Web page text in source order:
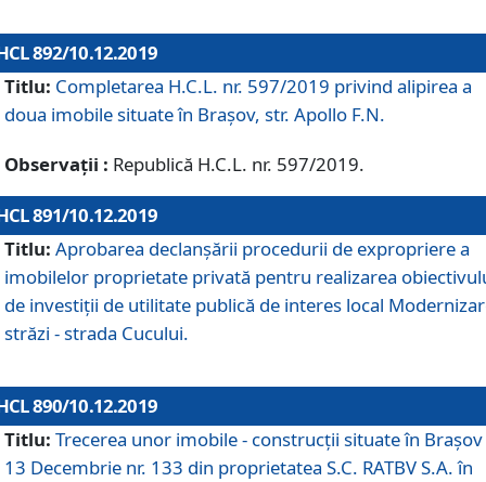
892/10.12.2019
Titlu: Completarea H.C.L. nr. 597/2019 privind alipirea a
doua imobile situate în Brașov, str. Apollo F.N.
Observații : Republică H.C.L. nr. 597/2019.
891/10.12.2019
Titlu: Aprobarea declanșării procedurii de expropriere a
imobilelor proprietate privată pentru realizarea
de investiții de utilitate publică de interes local
străzi - strada Cucului.
890/10.12.2019
Titlu: Trecerea unor imobile - construcții situate în Brașov
13 Decembrie nr. 133 din proprietatea S.C. RATBV S.A. în